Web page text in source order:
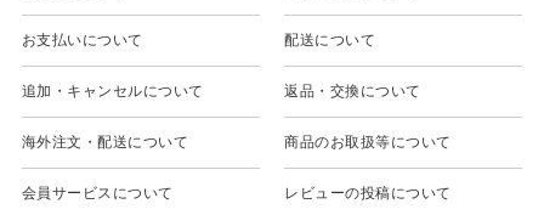
お支払いについて 配送について
追加・キャンセルについて 返品・交換について
海外注文・配送について 商品のお取扱等について
会員サービスについて レビューの投稿について